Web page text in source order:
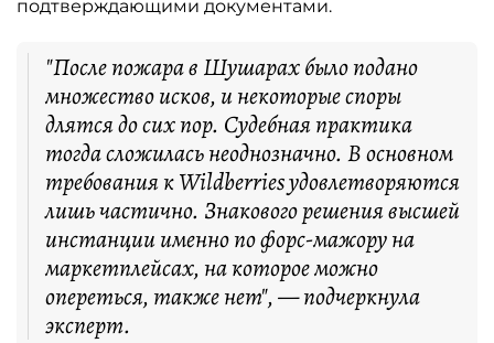
подтверждающими документами.
"После пожара в Шушарах было подано
множество исков, и некоторые споры
длятся до сих пор. Судебная практика
тогда сложилась неоднозначно. В основном
требования к Wildberries удовлетворяются
лишь частично. Знакового решения высшей
инстанции именно по форс-мажору на
маркетплейсах, на которое можно
опереться, также нет", — подчеркнула
эксперт.